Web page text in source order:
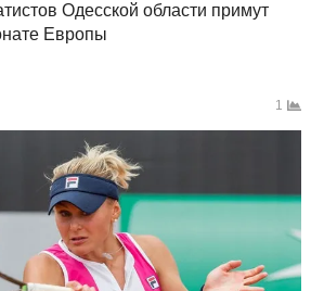
Одесской области примут
Европы
1